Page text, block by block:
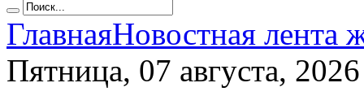
ГлавнаяНовостная лента
Пятница, 07 августа, 2026